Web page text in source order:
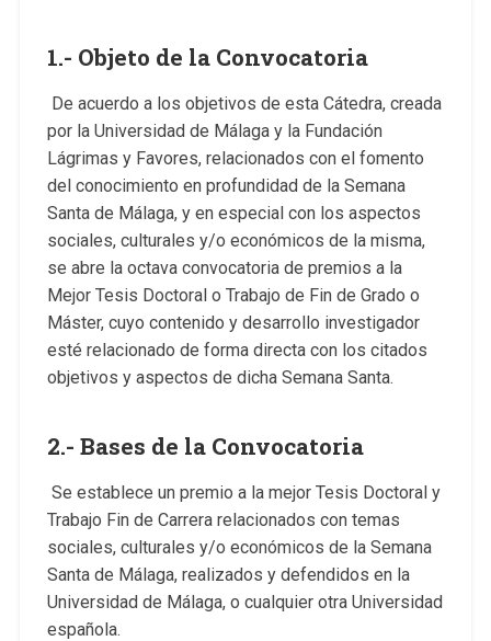
1.- Objeto de la Convocatoria
De acuerdo a los objetivos de esta Cátedra, creada
por la Universidad de Málaga y la Fundación
Lágrimas y Favores, relacionados con el fomento
del conocimiento en profundidad de la Semana
Santa de Málaga, y en especial con los aspectos
sociales, culturales y/o económicos de la misma,
se abre la octava convocatoria de premios a la
Mejor Tesis Doctoral o Trabajo de Fin de Grado o
Máster, cuyo contenido y desarrollo investigador
esté relacionado de forma directa con los citados
objetivos y aspectos de dicha Semana Santa.
2.- Bases de la Convocatoria
Se establece un premio a la mejor Tesis Doctoral y
Trabajo Fin de Carrera relacionados con temas
sociales, culturales y/o económicos de la Semana
Santa de Málaga, realizados y defendidos en la
Universidad de Málaga, o cualquier otra Universidad
española.